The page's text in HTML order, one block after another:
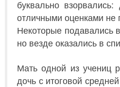
буквально
отличными оценками не
Некоторые подавались
но везде оказались в
Мать одной из учениц
дочь с итоговой